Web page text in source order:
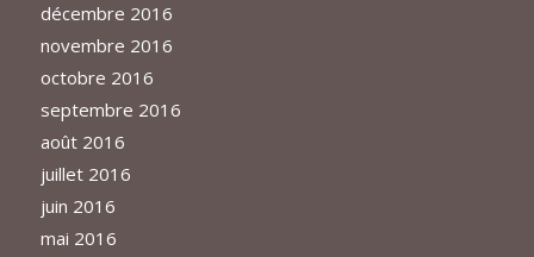
décembre 2016
novembre 2016
octobre 2016
septembre 2016
août 2016
juillet 2016
juin 2016
mai 2016